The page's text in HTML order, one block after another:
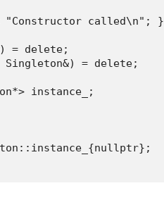
called\n"; }
= delete;
= delete;
instance_;